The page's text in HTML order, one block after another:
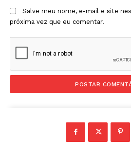
Salve meu nome, e-mail e site
próxima vez que eu comentar.